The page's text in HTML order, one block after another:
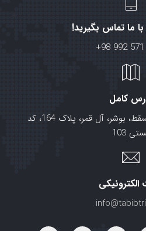
ما تماس بگیرید!
+98 992
کامل
lkleelmazoon ،استان مسقط، بوشر، آل قمر، پلاک 164، کد
103